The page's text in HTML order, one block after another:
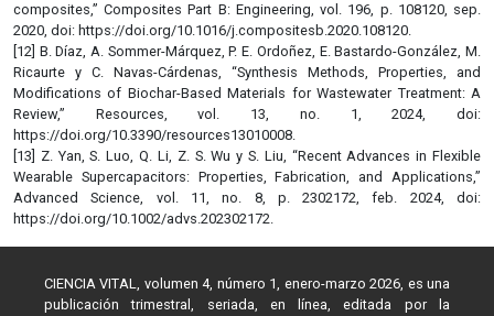
composites,” Composites Part B: Engineering, vol. 196, p. 108120, sep.
2020, doi: https://doi.org/10.1016/j.compositesb.2020.108120.
[12] B. Díaz, A. Sommer-Márquez, P. E. Ordoñez, E. Bastardo-González, M.
Ricaurte y C. Navas-Cárdenas, “Synthesis Methods, Properties, and
Modifications of Biochar-Based Materials for Wastewater Treatment: A
Review,” Resources, vol. 13, no. 1, 2024, doi:
https://doi.org/10.3390/resources13010008.
[13] Z. Yan, S. Luo, Q. Li, Z. S. Wu y S. Liu, “Recent Advances in Flexible
Wearable Supercapacitors: Properties, Fabrication, and Applications,”
Advanced Science, vol. 11, no. 8, p. 2302172, feb. 2024, doi:
https://doi.org/10.1002/advs.202302172.
CIENCIA VITAL, volumen 4, número 1, enero-marzo 2026, es una
publicación trimestral, seriada, en línea, editada por la